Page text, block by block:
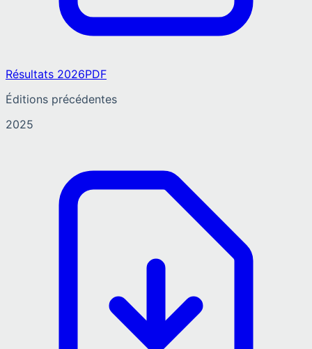
Résultats 2026PDF
Éditions précédentes
2025